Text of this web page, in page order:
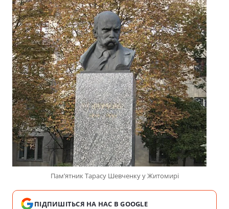
Памʼятник Тарасу Шевченку у Житомирі
ПІДПИШІТЬСЯ НА НАС В GOOGLE